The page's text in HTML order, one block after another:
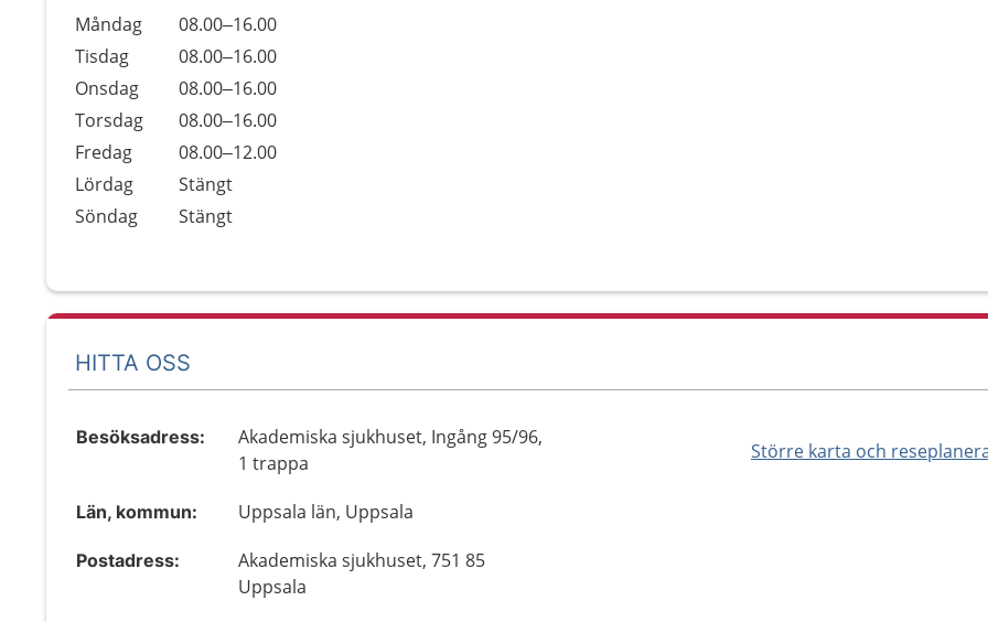
Dag
Öppettider
Kommentarer
Måndag
08.00–16.00
Tisdag
08.00–16.00
Onsdag
08.00–16.00
Torsdag
08.00–16.00
Fredag
08.00–12.00
Lördag
Stängt
Söndag
Stängt
HITTA OSS
Större karta och
Besöksadress:
Akademiska sjukhuset, Ingång 95/96,
1 trappa
Län, kommun: Uppsala län, Uppsala
Postadress:
Akademiska sjukhuset, 751 85
Uppsala